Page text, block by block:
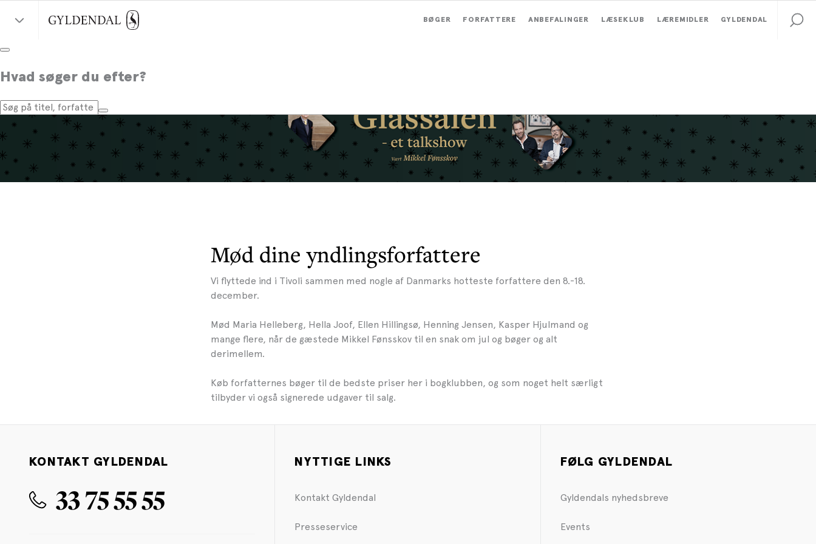
BØGER FORFATTERE ANBEFALINGER LÆSEKLUB LÆREMIDLER GYLDENDAL
Hvad søger du efter?
Mød dine yndlingsforfattere
Vi flyttede ind i Tivoli sammen med nogle af Danmarks hotteste forfattere den 8.-18.
december.
Mød Maria Helleberg, Hella Joof, Ellen Hillingsø, Henning Jensen, Kasper Hjulmand og
mange flere, når de gæstede Mikkel Fønsskov til en snak om jul og bøger og alt
derimellem.
Køb forfatternes bøger til de bedste priser her i bogklubben, og som noget helt særligt
tilbyder vi også signerede udgaver til salg.
KONTAKT GYLDENDAL
33 75 55 55
NYTTIGE LINKS
Kontakt Gyldendal
Presseservice
FØLG GYLDENDAL
Gyldendals nyhedsbreve
Events